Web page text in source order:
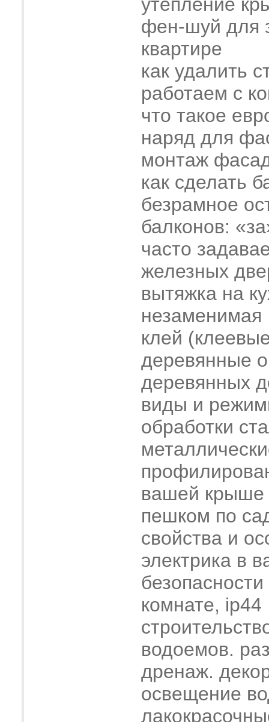
фен-шуй для
квартире
как удалить
работаем с
что такое
наряд для
монтаж
как сделать
безрамное
балконов:
часто
железных
вытяжка на
незаменимая
клей
деревянные
деревянных
виды и
обработки
вашей крыше
пешком по
свойства и
электрика в
комнате, ip44
водоемов.
дренаж.
освещение